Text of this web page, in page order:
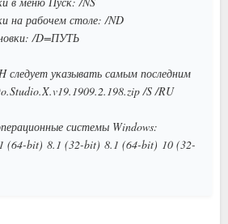
на рабочем столе: /ND
/D=ПУТЬ
указывать самым последним
/S /RU
системы Windows:
(64-bit) 8.1 (32-bit) 8.1 (64-bit) 10 (32-